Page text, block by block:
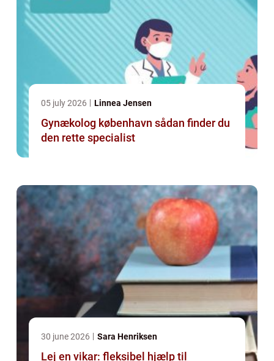
05 july 2026 Linnea Jensen
Gynækolog københavn sådan finder du
den rette specialist
30 june 2026 Sara Henriksen
Lej en vikar: fleksibel hjælp til